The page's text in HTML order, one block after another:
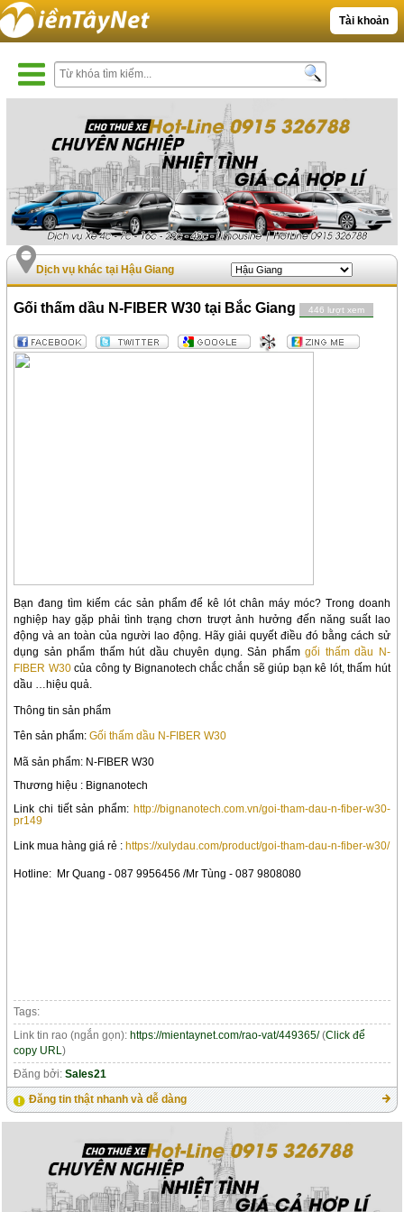
Tài khoản
Dịch vụ khác tại Hậu Giang
Gối thấm dầu N-FIBER W30 tại Bắc Giang 446 lượt xem
Bạn đang tìm kiếm các sản phẩm để kê lót chân máy móc? Trong doanh
nghiệp hay gặp phải tình trạng chơn trượt ảnh hưởng đến năng suất lao
động và an toàn của người lao động. Hãy giải quyết điều đó bằng cách sử
dụng sản phẩm thấm hút dầu chuyên dụng. Sản phẩmgối thấm dầu N-
FIBER W30của công ty Bignanotech chắc chắn sẽ giúp bạn kê lót, thấm hút
dầu …hiệu quả.
Thông tin sản phẩm
Tên sản phẩm:Gối thấm dầu N-FIBER W30
Mã sản phẩm: N-FIBER W30
Thương hiệu : Bignanotech
Link chi tiết sản phẩm: http://bignanotech.com.vn/goi-tham-dau-n-fiber-w30-
pr149
Link mua hàng giá rẻ : https://xulydau.com/product/goi-tham-dau-n-fiber-w30/
Hotline: Mr Quang - 087 9956456 /Mr Tùng - 087 9808080
Tags:
Link tin rao (ngắn gọn): https://mientaynet.com/rao-vat/449365/(Click để
copy URL)
Đăng bởi:Sales21
Đăng tin thật nhanh và dễ dàng